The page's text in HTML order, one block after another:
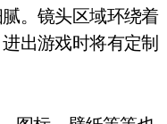
。镜头区域环绕着
出游戏时将有定制